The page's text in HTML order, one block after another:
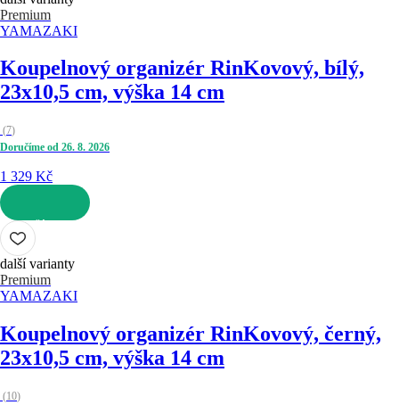
Premium
YAMAZAKI
Koupelnový organizér RinKovový, bílý,
23x10,5 cm, výška 14 cm
(7)
Doručíme od 26. 8. 2026
1 329 Kč
DO KOŠÍKU
další varianty
Premium
YAMAZAKI
Koupelnový organizér RinKovový, černý,
23x10,5 cm, výška 14 cm
(10)